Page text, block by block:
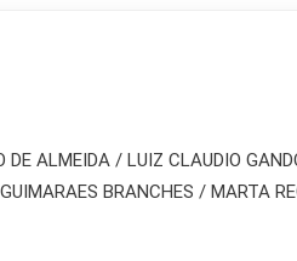
ALMEIDA / LUIZ CLAUDIO
BRANCHES / MARTA